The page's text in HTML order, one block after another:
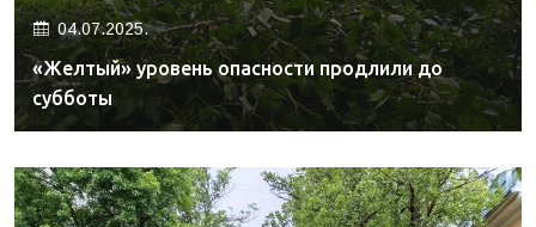
04.07.2025.
«Желтый» уровень опасности продлили до
субботы